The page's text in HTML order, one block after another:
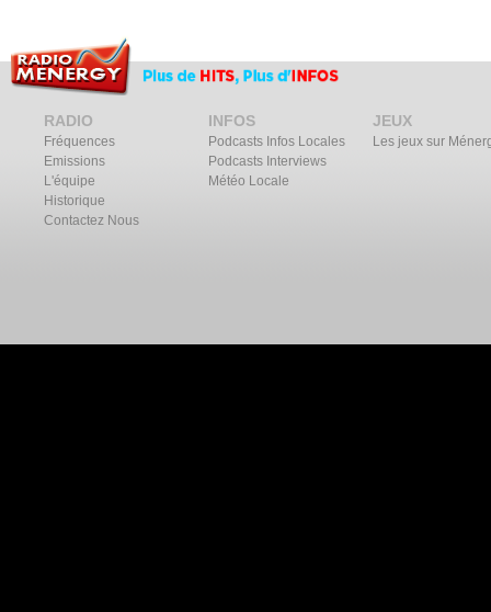
RADIO
Fréquences
Emissions
L'équipe
Historique
Contactez Nous
INFOS
Podcasts Infos Locales
Podcasts Interviews
Météo Locale
JEUX
Les jeux sur